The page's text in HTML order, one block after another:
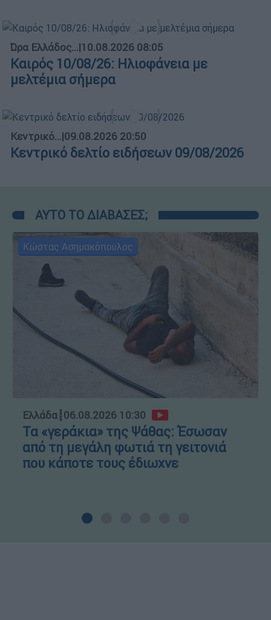
Ώρα Ελλάδος...|10.08.2026 08:05
Καιρός 10/08/26: Ηλιοφάνεια με
μελτέμια σήμερα
Κεντρικό...|09.08.2026 20:50
Κεντρικό δελτίο ειδήσεων 09/08/2026
ΑΥΤΟ ΤΟ ΔΙΑΒΑΣΕΣ;
Κώστας Ασημακόπουλος
Ελλάδα┋06.08.2026 10:30
Τα «γεράκια» της Ψάθας: Έσωσαν
από τη μεγάλη φωτιά τη γειτονιά
που κάποτε τους έδιωχνε